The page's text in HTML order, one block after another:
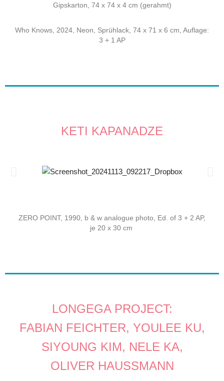
Gipskarton, 74 x 74 x 4 cm (gerahmt)
Who Knows, 2024, Neon, Sprühlack, 74 x 71 x 6 cm, Auflage:
3 + 1 AP
KETI KAPANADZE
ZERO POINT, 1990, b & w analogue photo, Ed. of 3 + 2 AP,
je 20 x 30 cm
LONGEGA PROJECT:
FABIAN FEICHTER, YOULEE KU,
SIYOUNG KIM, NELE KA,
OLIVER HAUSSMANN